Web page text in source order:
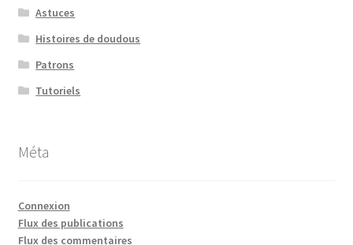
Astuces
Histoires de doudous
Patrons
Tutoriels
Méta
Connexion
Flux des publications
Flux des commentaires